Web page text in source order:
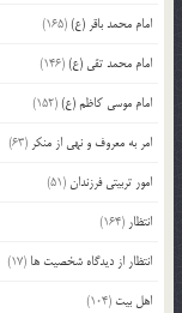
امام محمد باقر (ع)(165)
امام محمد تقی (ع)(146)
امام موسی کاظم (ع)(152)
امر به معروف و نهی از منکر (63)
امور تربیتی فرزندان (51)
انتظار (164)
انتظار از دیدگاه شخصیت ها (17)
اهل بیت (104)